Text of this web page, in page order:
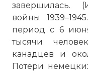
завершилась.
войны
период с 6
тысячи
канадцев и
Потери